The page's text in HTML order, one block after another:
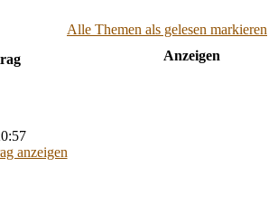
Alle Themen als gelesen markieren
Anzeigen